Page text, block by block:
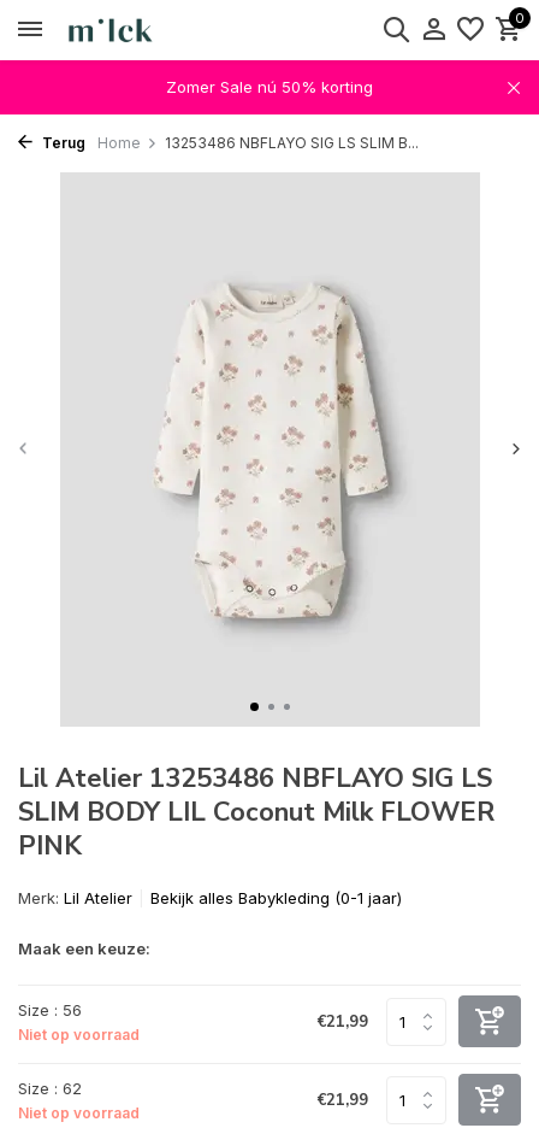
0
Zomer Sale nú 50% korting
Terug Home 13253486 NBFLAYO SIG LS SLIM B...
Lil Atelier 13253486 NBFLAYO SIG LS
SLIM BODY LIL Coconut Milk FLOWER
PINK
Merk: Lil Atelier Bekijk alles Babykleding (0-1 jaar)
Maak een keuze:
Size : 56
Niet op voorraad
€21,99
Size : 62
Niet op voorraad
€21,99